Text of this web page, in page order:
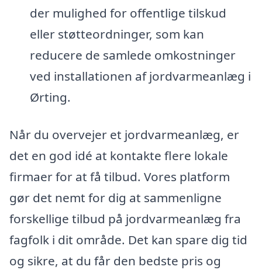
der mulighed for offentlige tilskud
eller støtteordninger, som kan
reducere de samlede omkostninger
ved installationen af jordvarmeanlæg i
Ørting.
Når du overvejer et jordvarmeanlæg, er
det en god idé at kontakte flere lokale
firmaer for at få tilbud. Vores platform
gør det nemt for dig at sammenligne
forskellige tilbud på jordvarmeanlæg fra
fagfolk i dit område. Det kan spare dig tid
og sikre, at du får den bedste pris og